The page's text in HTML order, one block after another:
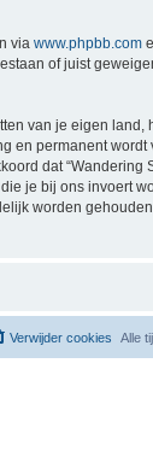
via www.phpbb.com
of juist
van je eigen land,
en permanent wordt
dat “Wandering
je bij ons invoert
worden
Alle
Verwijder cookies